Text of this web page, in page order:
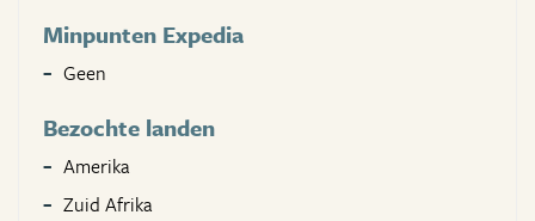
Minpunten Expedia
Geen
Bezochte landen
Amerika
Zuid Afrika